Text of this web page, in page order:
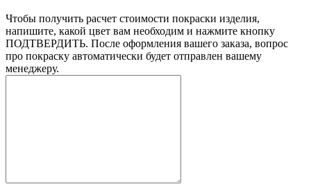
Чтобы получить расчет стоимости покраски изделия,
напишите, какой цвет вам необходим и нажмите кнопку
ПОДТВЕРДИТЬ. После оформления вашего заказа, вопрос
про покраску автоматически будет отправлен вашему
менеджеру.